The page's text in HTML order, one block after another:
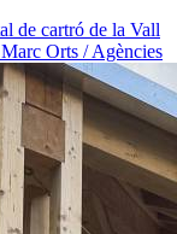
de cartró de la Vall
Marc Orts / Agències